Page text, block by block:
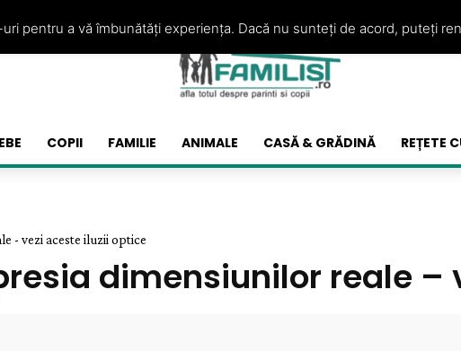
COPII FAMILIE ANIMALE CASĂ & GRĂDINĂ REȚETE
- vezi aceste iluzii optice
dimensiunilor reale –
pentru a vă îmbunătăți experiența. Dacă nu sunteți de acord, puteți